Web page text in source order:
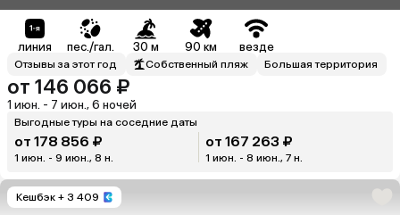
линия пес./гал. 30 м 90 км везде
Отзывы за этот год Собственный пляж Большая территория
от 146 066 ₽
1 июн. - 7 июн., 6 ночей
Выгодные туры на соседние даты
от 178 856 ₽
1 июн. - 9 июн., 8 н.
от 167 263 ₽
1 июн. - 8 июн., 7 н.
Кешбэк + 3 409